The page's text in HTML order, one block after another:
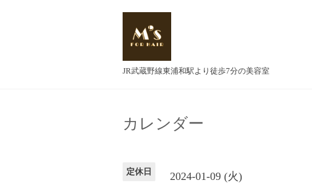
JR武蔵野線東浦和駅より徒歩7分の美容室
カレンダー
定休日 2024-01-09 (火)